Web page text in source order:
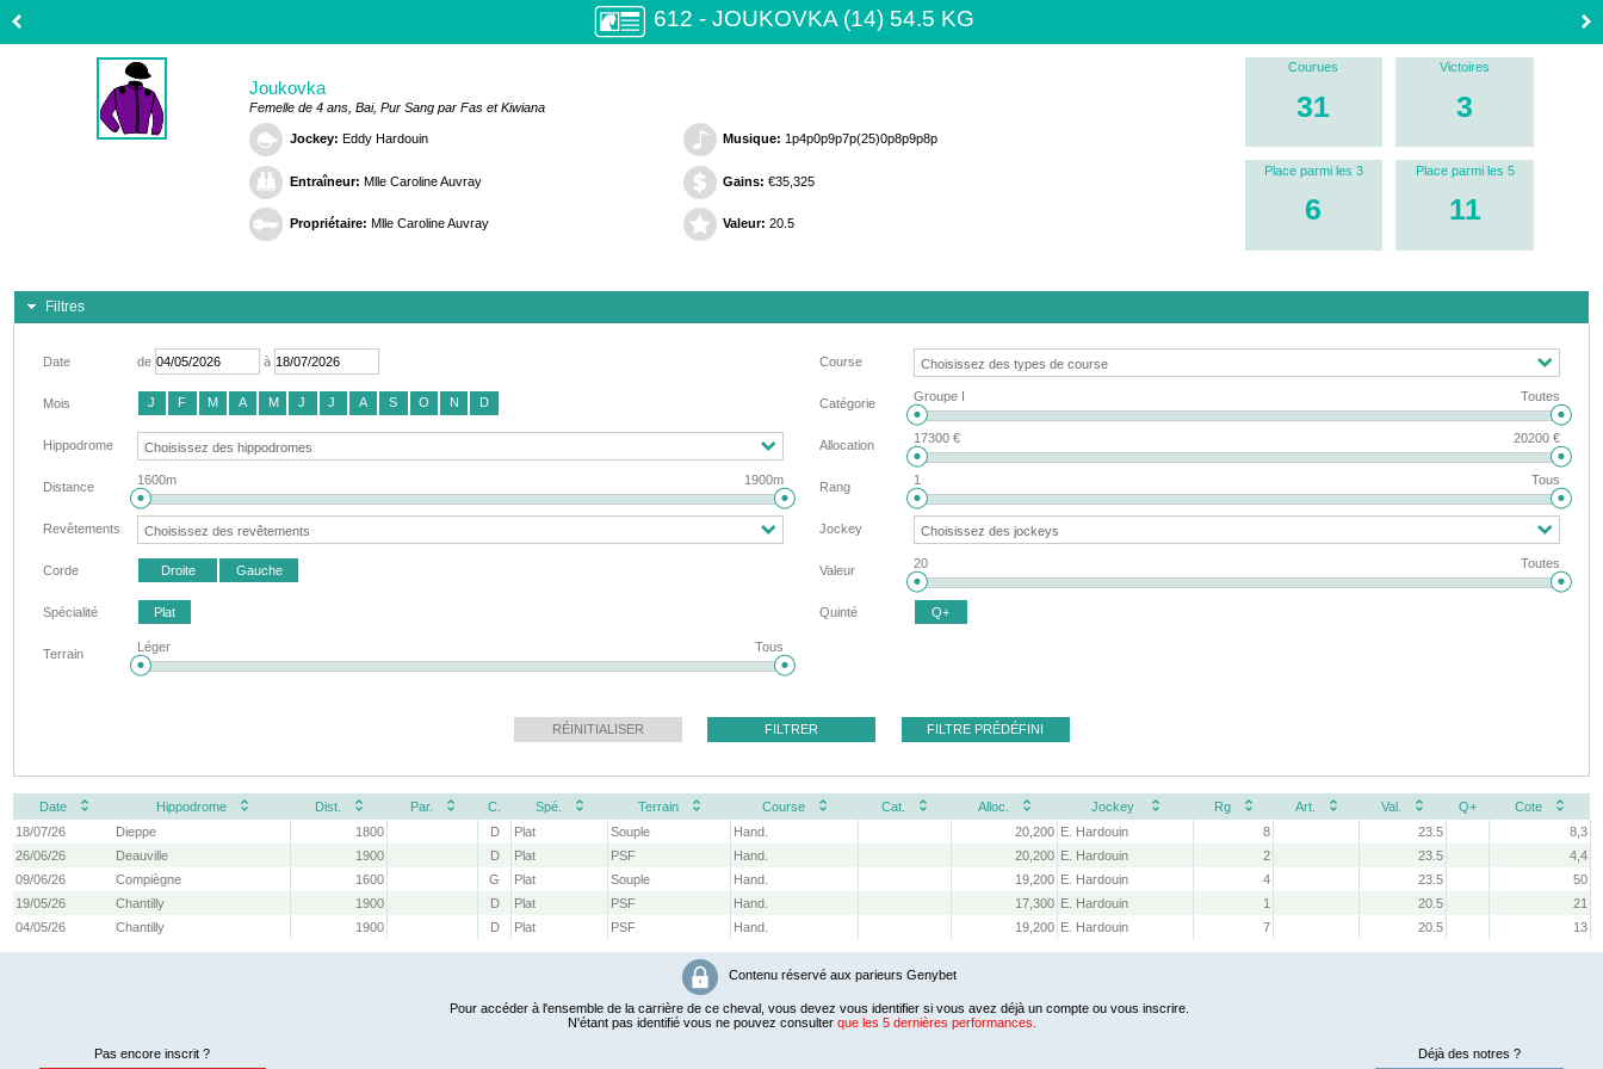
612 - JOUKOVKA (14) 54.5 KG
Joukovka
Femelle de 4 ans, Bai, Pur Sang par Fas et Kiwiana
Jockey: Eddy Hardouin
Entraîneur: Mlle Caroline Auvray
Propriétaire: Mlle Caroline Auvray
Musique: 1p4p0p9p7p(25)0p8p9p8p
Gains: €35,325
Valeur: 20.5
Courues
31
Victoires
3
Place parmi les 3
6
Place parmi les 5
11
Filtres
Date de à
Mois J F M A M J J A S O N D
Hippodrome
Distance 1600m 1900m
Revêtements
Corde Droite Gauche
Spécialité Plat
Terrain Léger Tous
Course
Catégorie Groupe I Toutes
Allocation 17300 € 20200 €
Rang 1 Tous
Jockey
Valeur 20 Toutes
Quinté Q+
RÉINITIALISER FILTRER FILTRE PRÉDÉFINI
Date Hippodrome Dist. Par. C. Spé. Terrain Course Cat. Alloc. Jockey Rg Art. Val. Q+
Cote
18/07/26
Dieppe 1800 D Plat Souple Hand. 20,200 E. Hardouin 8 23.5
8,3
26/06/26
Deauville 1900 D Plat PSF Hand. 20,200 E. Hardouin 2 23.5
4,4
09/06/26
Compiègne 1600 G Plat Souple Hand. 19,200 E. Hardouin 4 23.5
50
19/05/26
Chantilly 1900 D Plat PSF Hand. 17,300 E. Hardouin 1 20.5
21
04/05/26
Chantilly 1900 D Plat PSF Hand. 19,200 E. Hardouin 7 20.5 13
Contenu réservé aux parieurs Genybet
Pour accéder à l'ensemble de la carrière de ce cheval, vous devez vous identifier si vous avez déjà un compte ou vous inscrire.
N'étant pas identifié vous ne pouvez consulter que les 5 dernières performances.
Déjà des notres ?
Pas encore inscrit ?